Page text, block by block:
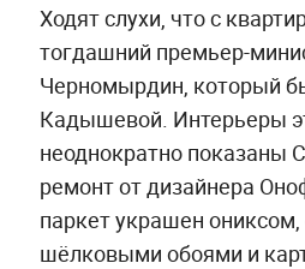
Ходят слухи, что с
тогдашний премьер-
Черномырдин, который
Кадышевой. Интерьеры
неоднократно показаны
ремонт от дизайнера
паркет украшен
шёлковыми обоями и